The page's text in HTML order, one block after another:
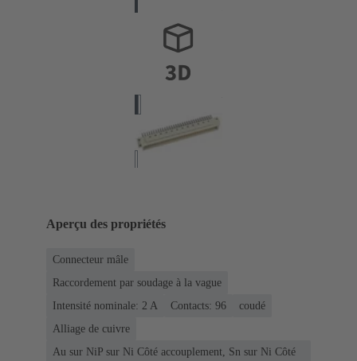
Aperçu des propriétés
Connecteur mâle
Raccordement par soudage à la vague
Intensité nominale: ‌2 A
Contacts: 96
coudé
Alliage de cuivre
Au sur NiP sur Ni Côté accouplement, Sn sur Ni Côté